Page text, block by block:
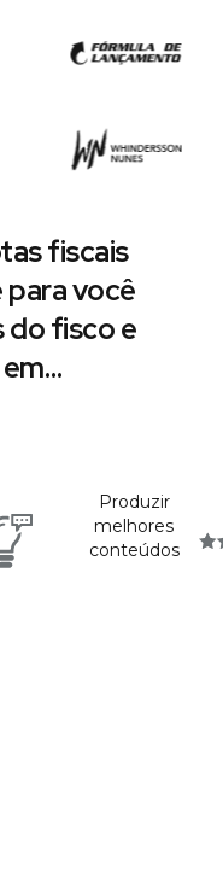
fiscais
você
do fisco e
Produzir
melhores
conteúdos